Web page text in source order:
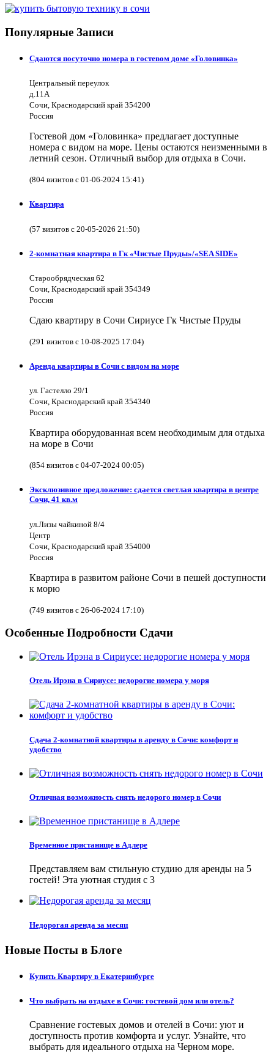
Популярные Записи
Сдаются посуточно номера в гостевом доме «Головинка»
Центральный переулок
д.11А
Сочи, Краснодарский край 354200
Россия
Гостевой дом «Головинка» предлагает доступные
номера с видом на море. Цены остаются неизменными в
летний сезон. Отличный выбор для отдыха в Сочи.
(804 визитов с 01-06-2024 15:41)
Квартира
(57 визитов с 20-05-2026 21:50)
2-комнатная квартира в Гк «Чистые Пруды»/«SEA SIDE»
Старообрядческая 62
Сочи, Краснодарский край 354349
Россия
Сдаю квартиру в Сочи Сириусе Гк Чистые Пруды
(291 визитов с 10-08-2025 17:04)
Аренда квартиры в Сочи с видом на море
ул. Гастелло 29/1
Сочи, Краснодарский край 354340
Россия
Квартира оборудованная всем необходимым для отдыха
на море в Сочи
(854 визитов с 04-07-2024 00:05)
Эксклюзивное предложение: сдается светлая квартира в центре
Сочи, 41 кв.м
ул.Лизы чайкиной 8/4
Центр
Сочи, Краснодарский край 354000
Россия
Квартира в развитом районе Сочи в пешей доступности
к морю
(749 визитов с 26-06-2024 17:10)
Особенные Подробности Сдачи
Отель Ирэна в Сириусе: недорогие номера у моря
Сдача 2-комнатной квартиры в аренду в Сочи: комфорт и
удобство
Отличная возможность снять недорого номер в Сочи
Временное пристанище в Адлере
Представляем вам стильную студию для аренды на 5
гостей! Эта уютная студия с 3
Недорогая аренда за месяц
Новые Посты в Блоге
Купить Квартиру в Екатеринбурге
Что выбрать на отдыхе в Сочи: гостевой дом или отель?
Сравнение гостевых домов и отелей в Сочи: уют и
доступность против комфорта и услуг. Узнайте, что
выбрать для идеального отдыха на Черном море.